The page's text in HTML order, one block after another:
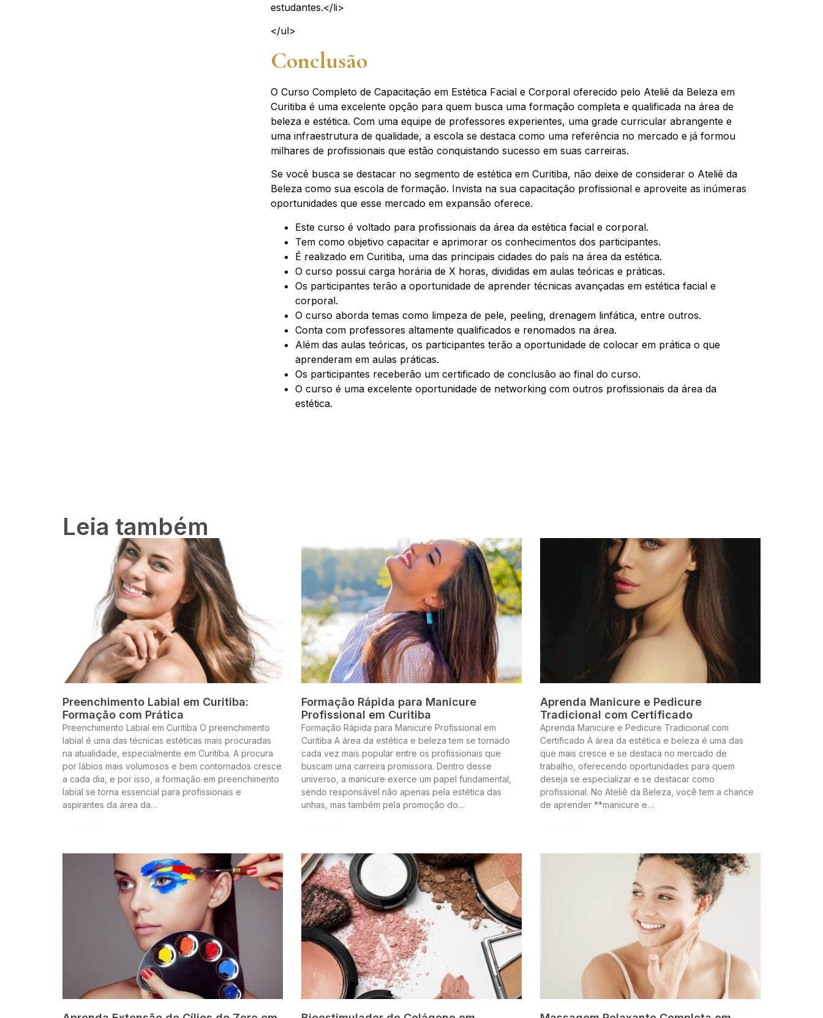
estudantes.</li>
</ul>
Conclusão
O Curso Completo de Capacitação em Estética Facial e Corporal oferecido pelo Ateliê da Beleza em
Curitiba é uma excelente opção para quem busca uma formação completa e qualificada na área de
beleza e estética. Com uma equipe de professores experientes, uma grade curricular abrangente e
uma infraestrutura de qualidade, a escola se destaca como uma referência no mercado e já formou
milhares de profissionais que estão conquistando sucesso em suas carreiras.
Se você busca se destacar no segmento de estética em Curitiba, não deixe de considerar o Ateliê da
Beleza como sua escola de formação. Invista na sua capacitação profissional e aproveite as inúmeras
oportunidades que esse mercado em expansão oferece.
Este curso é voltado para profissionais da área da estética facial e corporal.
Tem como objetivo capacitar e aprimorar os conhecimentos dos participantes.
É realizado em Curitiba, uma das principais cidades do país na área da estética.
O curso possui carga horária de X horas, divididas em aulas teóricas e práticas.
Os participantes terão a oportunidade de aprender técnicas avançadas em estética facial e
corporal.
O curso aborda temas como limpeza de pele, peeling, drenagem linfática, entre outros.
Conta com professores altamente qualificados e renomados na área.
Além das aulas teóricas, os participantes terão a oportunidade de colocar em prática o que
aprenderam em aulas práticas.
Os participantes receberão um certificado de conclusão ao final do curso.
O curso é uma excelente oportunidade de networking com outros profissionais da área da
estética.
Leia também
Preenchimento Labial em Curitiba:
Formação com Prática
Preenchimento Labial em Curitiba O preenchimento
labial é uma das técnicas estéticas mais procuradas
na atualidade, especialmente em Curitiba. A procura
por lábios mais volumosos e bem contornados cresce
a cada dia, e por isso, a formação em preenchimento
labial se torna essencial para profissionais e
aspirantes da área da…
Formação Rápida para Manicure
Profissional em Curitiba
Formação Rápida para Manicure Profissional em
Curitiba A área da estética e beleza tem se tornado
cada vez mais popular entre os profissionais que
buscam uma carreira promissora. Dentro desse
universo, a manicure exerce um papel fundamental,
sendo responsável não apenas pela estética das
unhas, mas também pela promoção do…
Aprenda Manicure e Pedicure
Tradicional com Certificado
Aprenda Manicure e Pedicure Tradicional com
Certificado A área da estética e beleza é uma das
que mais cresce e se destaca no mercado de
trabalho, oferecendo oportunidades para quem
deseja se especializar e se destacar como
profissional. No Ateliê da Beleza, você tem a chance
de aprender **manicure e…